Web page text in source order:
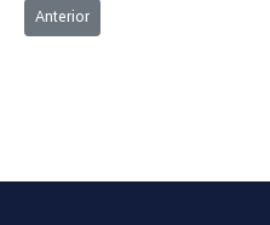
Artigo anterior: Prestação de
Anterior